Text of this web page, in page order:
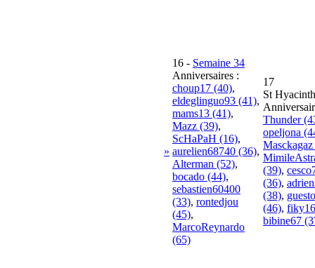
»
16 - Semaine 34
Anniversaires :
choup17 (40),
eldeglinguo93 (41),
mams13 (41),
Mazz (39),
ScHaPaH (16),
aurelien68740 (36),
Alterman (52),
bocado (44),
sebastien60400
(33), rontedjou
(45),
MarcoReynardo
(65)
17
St
Thunder
opeljona
(39),
(36),
(38),
(46),
bibine67